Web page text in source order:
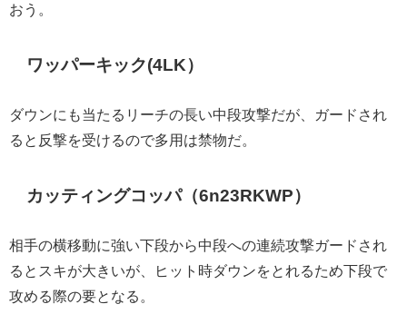
おう。
ワッパーキック(4LK）
ダウンにも当たるリーチの長い中段攻撃だが、ガードされ
ると反撃を受けるので多用は禁物だ。
カッティングコッパ（6n23RKWP）
相手の横移動に強い下段から中段への連続攻撃ガードされ
るとスキが大きいが、ヒット時ダウンをとれるため下段で
攻める際の要となる。